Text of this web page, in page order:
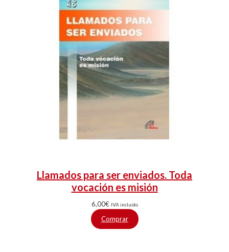
Llamados para ser enviados. Toda
vocación es misión
6,00€ IVA incluido
Comprar